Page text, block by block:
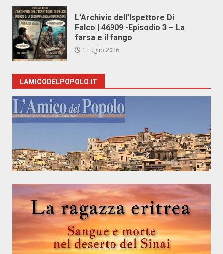
L’Archivio dell’Ispettore Di
Falco | 46909 -Episodio 3 – La
farsa e il fango
1 Luglio 2026
LAMICODELPOPOLO.IT